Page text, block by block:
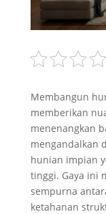
Membangun
memberikan
menenangkan
mengandalkan
hunian impian
tinggi. Gaya ini
sempurna
ketahanan